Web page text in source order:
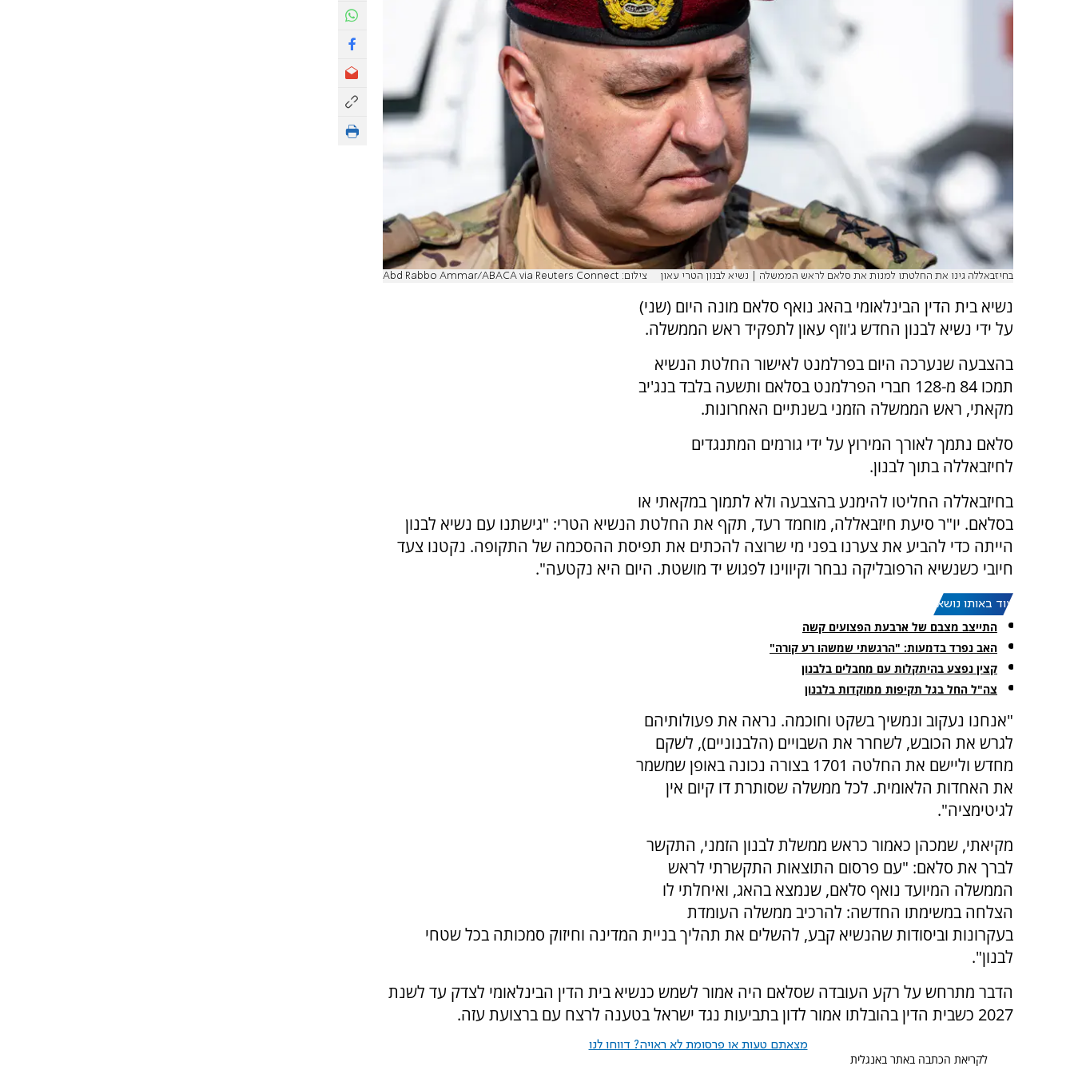
בחיזבאללה גינו את החלטתו למנות את סלאם לראש הממשלה | נשיא לבנון הטרי עאון צילום: Abd Rabbo Ammar/ABACA via Reuters Connect
נשיא בית הדין הבינלאומי בהאג נואף סלאם מונה היום (שני)
על ידי נשיא לבנון החדש ג'וזף עאון לתפקיד ראש הממשלה.
בהצבעה שנערכה היום בפרלמנט לאישור החלטת הנשיא
תמכו 84 מ-128 חברי הפרלמנט בסלאם ותשעה בלבד בנג'יב
מקאתי, ראש הממשלה הזמני בשנתיים האחרונות.
סלאם נתמך לאורך המירוץ על ידי גורמים המתנגדים
לחיזבאללה בתוך לבנון.
בחיזבאללה החליטו להימנע בהצבעה ולא לתמוך במקאתי או
בסלאם. יו"ר סיעת חיזבאללה, מוחמד רעד, תקף את החלטת הנשיא הטרי: "גישתנו עם נשיא לבנון
הייתה כדי להביע את צערנו בפני מי שרוצה להכתים את תפיסת ההסכמה של התקופה. נקטנו צעד
חיובי כשנשיא הרפובליקה נבחר וקיווינו לפגוש יד מושטת. היום היא נקטעה".
עוד באותו נושא:
התייצב מצבם של ארבעת הפצועים קשה
האב נפרד בדמעות: "הרגשתי שמשהו רע קורה"
קצין נפצע בהיתקלות עם מחבלים בלבנון
צה"ל החל בגל תקיפות ממוקדות בלבנון
"אנחנו נעקוב ונמשיך בשקט וחוכמה. נראה את פעולותיהם
לגרש את הכובש, לשחרר את השבויים (הלבנוניים), לשקם
מחדש וליישם את החלטה 1701 בצורה נכונה באופן שמשמר
את האחדות הלאומית. לכל ממשלה שסותרת דו קיום אין
לגיטימציה".
מקיאתי, שמכהן כאמור כראש ממשלת לבנון הזמני, התקשר
לברך את סלאם: "עם פרסום התוצאות התקשרתי לראש
הממשלה המיועד נואף סלאם, שנמצא בהאג, ואיחלתי לו
הצלחה במשימתו החדשה: להרכיב ממשלה העומדת
בעקרונות וביסודות שהנשיא קבע, להשלים את תהליך בניית המדינה וחיזוק סמכותה בכל שטחי
לבנון".
הדבר מתרחש על רקע העובדה שסלאם היה אמור לשמש כנשיא בית הדין הבינלאומי לצדק עד לשנת
2027 כשבית הדין בהובלתו אמור לדון בתביעות נגד ישראל בטענה לרצח עם ברצועת עזה.
מצאתם טעות או פרסומת לא ראויה? דווחו לנו
לקריאת הכתבה באתר באנגלית